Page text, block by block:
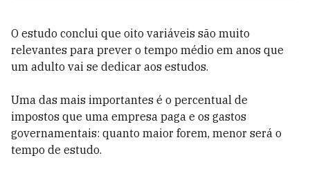
O estudo conclui que oito variáveis são muito
relevantes para prever o tempo médio em anos que
um adulto vai se dedicar aos estudos.
Uma das mais importantes é o percentual de
impostos que uma empresa paga e os gastos
governamentais: quanto maior forem, menor será o
tempo de estudo.